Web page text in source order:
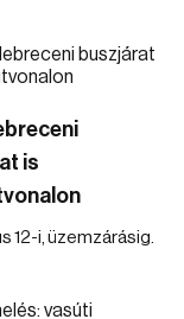
is
12-i, üzemzárásig.